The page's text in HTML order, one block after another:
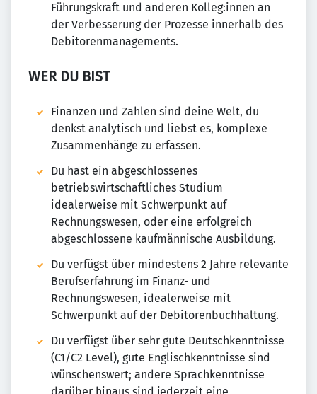
Führungskraft und anderen Kolleg:innen an
der Verbesserung der Prozesse innerhalb des
Debitorenmanagements.
WER DU BIST
Finanzen und Zahlen sind deine Welt, du
denkst analytisch und liebst es, komplexe
Zusammenhänge zu erfassen.
Du hast ein abgeschlossenes
betriebswirtschaftliches Studium
idealerweise mit Schwerpunkt auf
Rechnungswesen, oder eine erfolgreich
abgeschlossene kaufmännische Ausbildung.
Du verfügst über mindestens 2 Jahre relevante
Berufserfahrung im Finanz- und
Rechnungswesen, idealerweise mit
Schwerpunkt auf der Debitorenbuchhaltung.
Du verfügst über sehr gute Deutschkenntnisse
(C1/C2 Level), gute Englischkenntnisse sind
wünschenswert; andere Sprachkenntnisse